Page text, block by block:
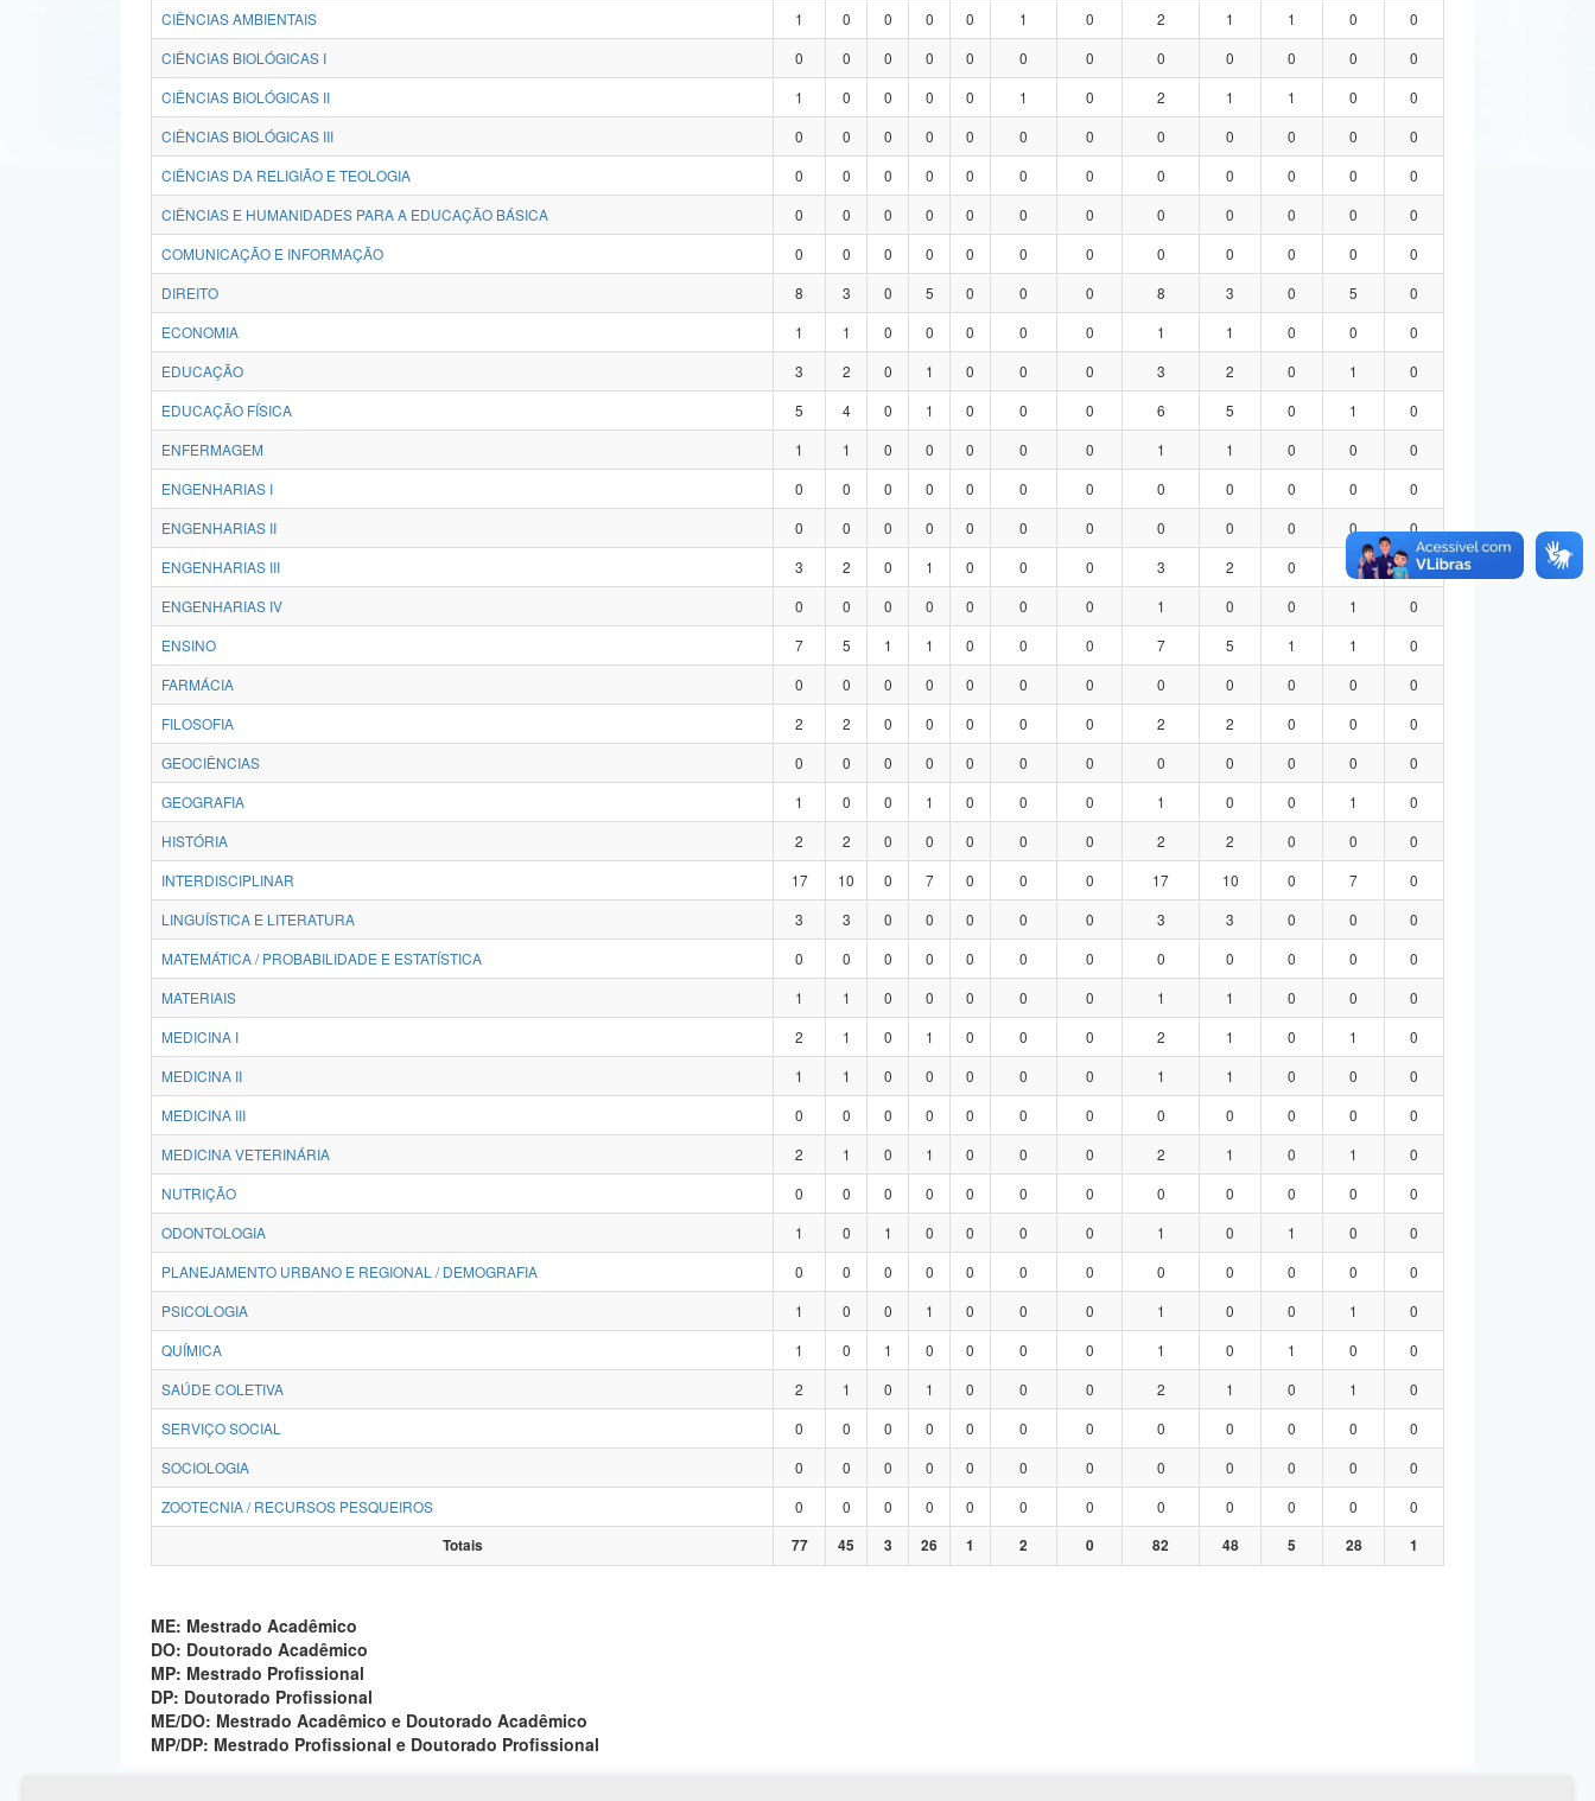
CIÊNCIAS AMBIENTAIS
1 0 0 0 0 1 0 2 1 1 0
0
CIÊNCIAS BIOLÓGICAS I
0 0 0 0 0 0 0 0 0 0 0
0
CIÊNCIAS BIOLÓGICAS II
1 0 0 0 0 1 0 2 1 1 0
0
CIÊNCIAS BIOLÓGICAS III
0 0 0 0 0 0 0 0 0 0 0
0
CIÊNCIAS DA RELIGIÃO E TEOLOGIA
0 0 0 0 0 0 0 0 0 0 0
0
CIÊNCIAS E HUMANIDADES PARA A EDUCAÇÃO BÁSICA
0 0 0 0 0 0 0 0 0 0 0
0
COMUNICAÇÃO E INFORMAÇÃO
0 0 0 0 0 0 0 0 0 0 0
0
DIREITO
8 3 0 5 0 0 0 8 3 0 5
0
ECONOMIA
1 1 0 0 0 0 0 1 1 0 0
0
EDUCAÇÃO
3 2 0 1 0 0 0 3 2 0 1
0
EDUCAÇÃO FÍSICA
5 4 0 1 0 0 0 6 5 0 1
0
ENFERMAGEM
1 1 0 0 0 0 0 1 1 0 0
0
ENGENHARIAS I
0 0 0 0 0 0 0 0 0 0 0
0
ENGENHARIAS II
0 0 0 0 0 0 0 0 0 0 0
0
ENGENHARIAS III
3 2 0 1 0 0 0 3 2 0
0
ENGENHARIAS IV
0 0 0 0 0 0 0 1 0 0 1
0
ENSINO
7 5 1 1 0 0 0 7 5 1 1
0
FARMÁCIA
0 0 0 0 0 0 0 0 0 0 0
0
FILOSOFIA
2 2 0 0 0 0 0 2 2 0 0
0
GEOCIÊNCIAS
0 0 0 0 0 0 0 0 0 0 0
0
GEOGRAFIA
1 0 0 1 0 0 0 1 0 0 1
0
HISTÓRIA
2 2 0 0 0 0 0 2 2 0 0
0
INTERDISCIPLINAR
17 10 0 7 0 0 0 17 10 0 7
0
LINGUÍSTICA E LITERATURA
3 3 0 0 0 0 0 3 3 0 0
0
MATEMÁTICA / PROBABILIDADE E ESTATÍSTICA
0 0 0 0 0 0 0 0 0 0 0
0
MATERIAIS
1 1 0 0 0 0 0 1 1 0 0
0
MEDICINA I
2 1 0 1 0 0 0 2 1 0 1
0
MEDICINA II
1 1 0 0 0 0 0 1 1 0 0
0
MEDICINA III
0 0 0 0 0 0 0 0 0 0 0
0
MEDICINA VETERINÁRIA
2 1 0 1 0 0 0 2 1 0 1
0
NUTRIÇÃO
0 0 0 0 0 0 0 0 0 0 0
0
ODONTOLOGIA
1 0 1 0 0 0 0 1 0 1 0
0
PLANEJAMENTO URBANO E REGIONAL / DEMOGRAFIA
0 0 0 0 0 0 0 0 0 0 0
0
PSICOLOGIA
1 0 0 1 0 0 0 1 0 0 1
0
QUÍMICA
1 0 1 0 0 0 0 1 0 1 0
0
SAÚDE COLETIVA
2 1 0 1 0 0 0 2 1 0 1
0
SERVIÇO SOCIAL
0 0 0 0 0 0 0 0 0 0 0
0
SOCIOLOGIA
0 0 0 0 0 0 0 0 0 0 0
0
ZOOTECNIA / RECURSOS PESQUEIROS
0 0 0 0 0 0 0 0 0 0 0
0
Totais
77 45 3 26 1 2 0 82 48 5 28 1
ME: Mestrado Acadêmico
DO: Doutorado Acadêmico
MP: Mestrado Profissional
DP: Doutorado Profissional
ME/DO: Mestrado Acadêmico e Doutorado Acadêmico
MP/DP: Mestrado Profissional e Doutorado Profissional